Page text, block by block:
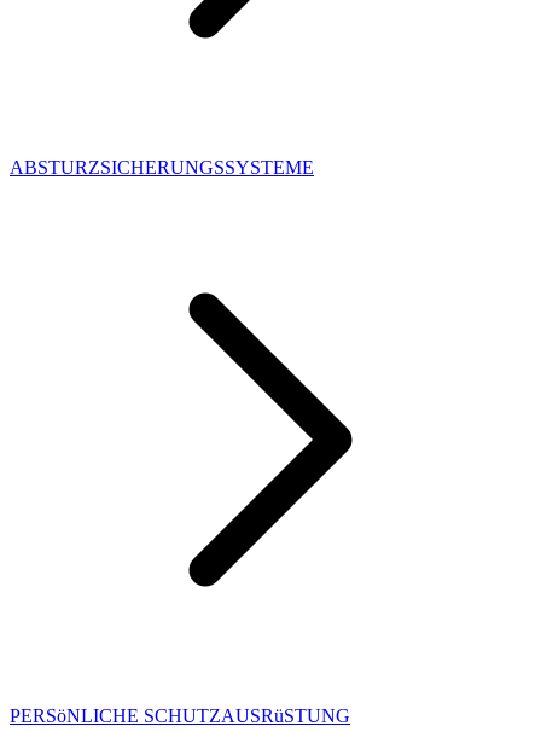
ABSTURZSICHERUNGSSYSTEME
PERSöNLICHE SCHUTZAUSRüSTUNG